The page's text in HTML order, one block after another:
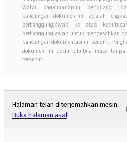
Walau bagaimanapun, pengilang
kandungan dokumen ini adalah
bertanggungjawab ke atas
bertanggungjawab untuk mengesahkan
kandungan dokumentasi ini sendiri.
dokumen ini pada bila-bila masa tanpa
tersebut.
Halaman telah diterjemahkan mesin.
Buka halaman asal